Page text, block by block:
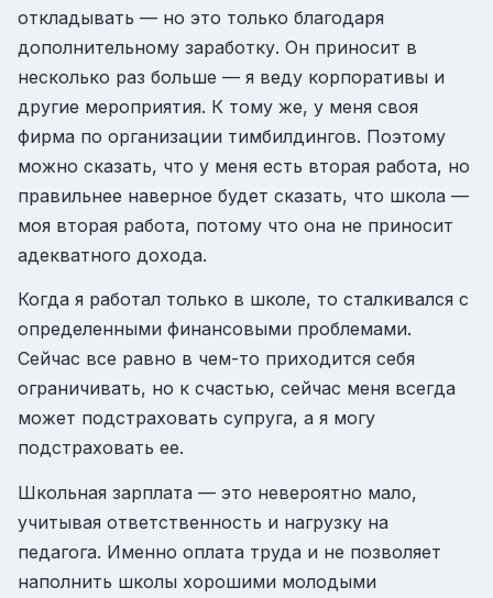
откладывать — но это только благодаря
дополнительному заработку. Он приносит в
несколько раз больше — я веду корпоративы и
другие мероприятия. К тому же, у меня своя
фирма по организации тимбилдингов. Поэтому
можно сказать, что у меня есть вторая работа, но
правильнее наверное будет сказать, что школа —
моя вторая работа, потому что она не приносит
адекватного дохода.
Когда я работал только в школе, то сталкивался с
определенными финансовыми проблемами.
Сейчас все равно в чем-то приходится себя
ограничивать, но к счастью, сейчас меня всегда
может подстраховать супруга, а я могу
подстраховать ее.
Школьная зарплата — это невероятно мало,
учитывая ответственность и нагрузку на
педагога. Именно оплата труда и не позволяет
наполнить школы хорошими молодыми